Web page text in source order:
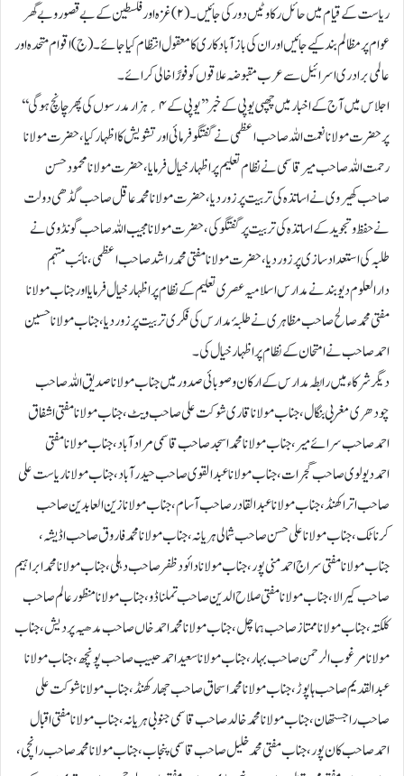
ریاست کے قیام میں حائل رکاوٹیں دور کی جائیں۔(۲)غزہ اور فلسطین کے بے قصور وبے گھر
عوام پر مظالم بند کیے جائیں اور ان کی بازآبادکاری کا معقول انتظام کیا جائے۔ (ج) اقوام متحدہ اور
عالمی برادری اسرائیل سے عرب مقبوضہ علاقوں کو فورًا خالی کرائے۔
اجلاس میں آج کے اخبار میں چھپی یوپی کے خبر’’یوپی کے ۴؍ہزار مدرسوں کی پھر چانچ ہوگی‘‘
پر حضرت مولانا نعمت اللہ صاحب اعظمی نے گفتگو فرمائی اور تشویش کا اظہار کیا، حضرت مولانا
رحمت اللہ صاحب میر قاسمی نے نظام تعلیم پر اظہار خیال فرمایا،حضرت مولانا محمود حسن
صاحب کھیروی نے اساتذہ کی تربیت پر زور دیا، حضرت مولانا محمد عاقل صاحب گڈھی دولت
نے حفظ وتجوید کے اساتذہ کی تربیت پر گفتگو کی، حضرت مولانا مجیب اللہ صاحب گونڈوی نے
طلبہ کی استعداد سازی پر زوردیا، حضرت مولانامفتی محمد راشد صاحب اعظمی، نائب مہتمم
دارالعلوم دیوبند نے مدارس اسلامیہ عصری تعلیم کے نظام پر اظہار خیال فرمایا اورجناب مولانا
مفتی محمد صالح صاحب مظاہری نے طلبۂ مدارس کی فکری تربیت پر زور دیا ، جناب مولانا حسین
احمد صاحب نے امتحان کے نظام پر اظہار خیال کی۔
دیگرشرکاء میں رابطہ مدارس کے ارکان وصوبائی صدور میں جناب مولانا صدیق اللہ صاحب
چودھری مغربی بنگال ،جناب مولانا قاری شوکت علی صاحب ویٹ، جناب مولانا مفتی اشفاق
احمد صاحب سرائے میر،جناب مولانا محمد اسجد صاحب قاسمی مرادآباد،جناب مولانا مفتی
احمددیولوی صاحب گجرات،جناب مولانا عبدالقوی صاحب حیدرآباد،جناب مولانا ریاست علی
صاحب اتراکھنڈ،جناب مولانا عبدالقادرصاحب آسام،جناب مولانا زین العابدین صاحب
کرناٹک،جناب مولانا علی حسن صاحب شمالی ہریانہ ،جناب مولانا محمد فاروق صاحب اڈیشہ،
جناب مولانا مفتی سراج احمد منی پور، جناب مولانا دائود ظفر صاحب دہلی، جناب مولانا محمد ابراہیم
صاحب کیرالا، جناب مولانا مفتی صلاح الدین صاحب تملناڈو، جناب مولانا منظور عالم صاحب
کلکتہ، جناب مولانا ممتاز صاحب ہماچل، جناب مولانا محمد احمد خاں صاحب مدھیہ پردیش، جناب
مولانا مرغوب الرحمن صاحب بہار، جناب مولانا سعید احمدحبیب صاحب پونچھ، جناب مولانا
عبدالقدیم صاحب ہاپوڑ، جناب مولانا محمد اسحاق صاحب جھارکھنڈ، جناب مولانا شوکت علی
صاحب راجستھان،جناب مولانا محمد خالد صاحب قاسمی جنوبی ہریانہ، جناب مولانا مفتی اقبال
احمدصاحب کان پور، جناب مفتی محمد خلیل صاحب قاسمی پنجاب، جناب مولانا محمد صاحب رانچی،